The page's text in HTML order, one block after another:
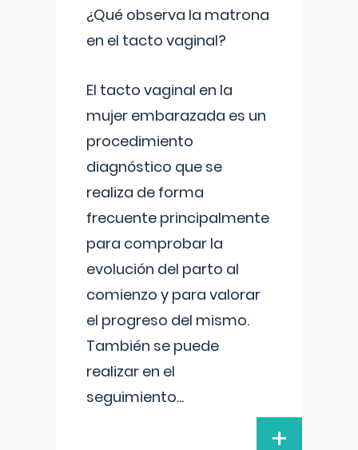
¿Qué observa la matrona
en el tacto vaginal?
El tacto vaginal en la
mujer embarazada es un
procedimiento
diagnóstico que se
realiza de forma
frecuente principalmente
para comprobar la
evolución del parto al
comienzo y para valorar
el progreso del mismo.
También se puede
realizar en el
seguimiento...
+